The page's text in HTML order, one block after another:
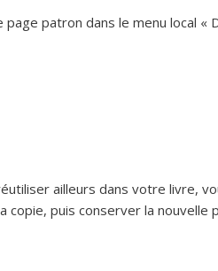
patron dans le menu local «
ailleurs dans votre livre,
puis conserver la nouvelle